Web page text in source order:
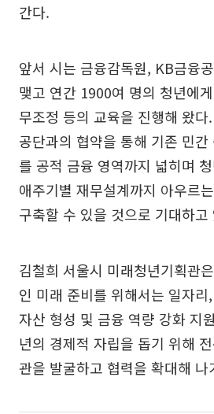
간다.
앞서 시는 금융감독원, KB금융
맺고 연간 1900여 명의 청년에
무조정 등의 교육을 진행해 왔
공단과의 협약을 통해 기존 민
를 공적 금융 영역까지 넓히며
애주기별 재무설계까지 아우르
구축할 수 있을 것으로 기대하고
김철희 서울시 미래청년기획관
인 미래 준비를 위해서는 일자
자산 형성 및 금융 역량 강화 지
년의 경제적 자립을 돕기 위해
관을 발굴하고 협력을 확대해 나